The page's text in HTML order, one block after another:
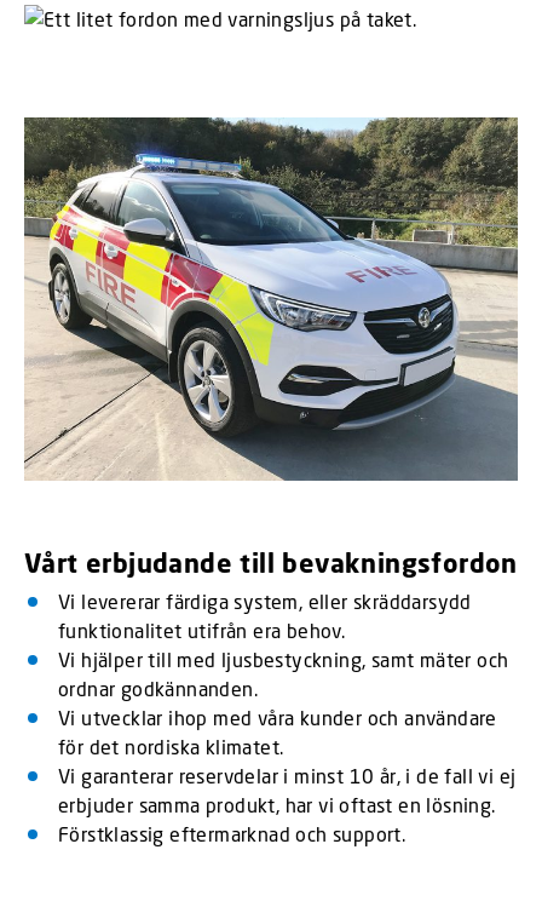
Vårt erbjudande till bevakningsfordon
Vi levererar färdiga system, eller skräddarsydd
funktionalitet utifrån era behov.
Vi hjälper till med ljusbestyckning, samt mäter och
ordnar godkännanden.
Vi utvecklar ihop med våra kunder och användare
för det nordiska klimatet.
Vi garanterar reservdelar i minst 10 år, i de fall vi ej
erbjuder samma produkt, har vi oftast en lösning.
Förstklassig eftermarknad och support.